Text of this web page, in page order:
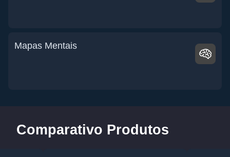
Mapas Mentais
Comparativo Produtos